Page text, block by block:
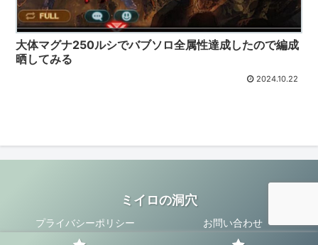
大体マグナ250ルシでバブソロ全属性達成したので編成
晒してみる
2024.10.22
ミイロの洞穴
プライバシーポリシー お問い合わせ